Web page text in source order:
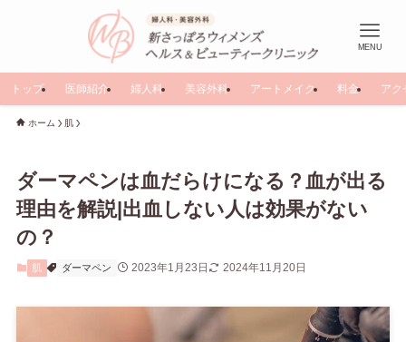
MENU
トップ 医師紹介 婦人科 美容外科 アートメイク 料金 アク
ホーム 肌
ダーマペンは血だらけになる？血が出る
理由を解説|出血しない人は効果がない
の？
肌 ダーマペン 2023年1月23日 2024年11月20日